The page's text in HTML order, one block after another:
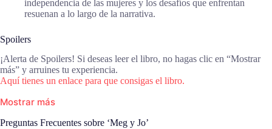
independencia de las mujeres y los desafíos que enfrentan
resuenan a lo largo de la narrativa.
Spoilers
¡Alerta de Spoilers! Si deseas leer el libro, no hagas clic en “Mostrar
más” y arruines tu experiencia.
Aquí tienes un enlace para que consigas el libro.
Mostrar más
Preguntas Frecuentes sobre ‘Meg y Jo’